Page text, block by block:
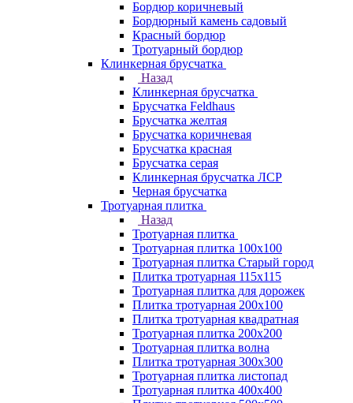
Бордюр коричневый
Бордюрный камень садовый
Красный бордюр
Тротуарный бордюр
Клинкерная брусчатка
Назад
Клинкерная брусчатка
Брусчатка Feldhaus
Брусчатка желтая
Брусчатка коричневая
Брусчатка красная
Брусчатка серая
Клинкерная брусчатка ЛСР
Черная брусчатка
Тротуарная плитка
Назад
Тротуарная плитка
Тротуарная плитка 100x100
Тротуарная плитка Старый город
Плитка тротуарная 115x115
Тротуарная плитка для дорожек
Плитка тротуарная 200х100
Плитка тротуарная квадратная
Тротуарная плитка 200х200
Тротуарная плитка волна
Плитка тротуарная 300х300
Тротуарная плитка листопад
Тротуарная плитка 400х400